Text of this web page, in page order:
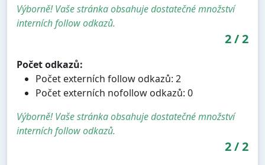
Výborně! Vaše stránka obsahuje dostatečné množství
interních follow odkazů.
2/2
Počet odkazů:
Počet externích follow odkazů: 2
Počet externích nofollow odkazů: 0
Výborně! Vaše stránka obsahuje dostatečné množství
interních follow odkazů.
2/2